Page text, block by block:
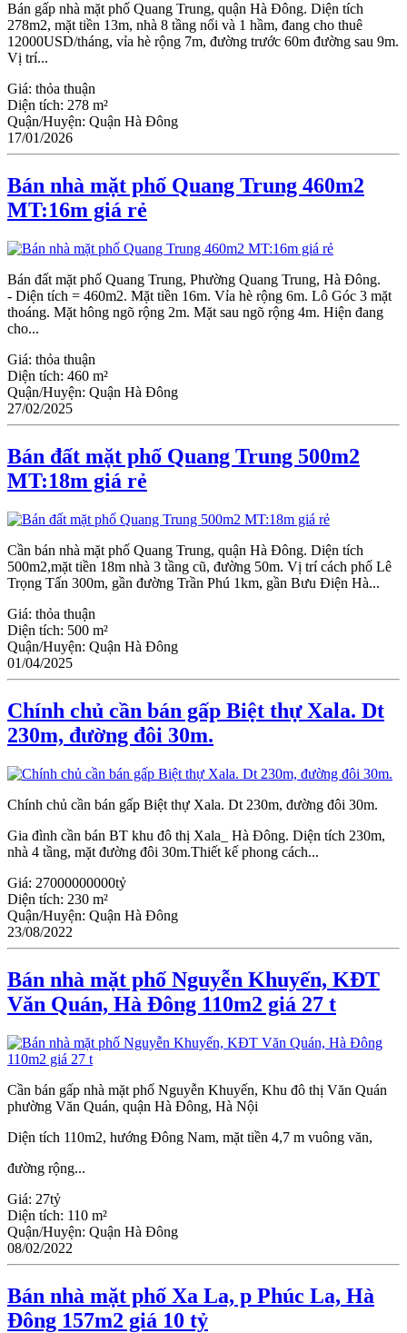
Bán gấp nhà mặt phố Quang Trung, quận Hà Đông. Diện tích
278m2, mặt tiền 13m, nhà 8 tầng nổi và 1 hầm, đang cho thuê
12000USD/tháng, vỉa hè rộng 7m, đường trước 60m đường sau 9m.
Vị trí...
Giá: thỏa thuận
Diện tích: 278 m²
Quận/Huyện: Quận Hà Đông
17/01/2026
Bán nhà mặt phố Quang Trung 460m2
MT:16m giá rẻ
Bán đất mặt phố Quang Trung, Phường Quang Trung, Hà Đông.
- Diện tích = 460m2. Mặt tiền 16m. Vỉa hè rộng 6m. Lô Góc 3 mặt
thoáng. Mặt hông ngõ rộng 2m. Mặt sau ngõ rộng 4m. Hiện đang
cho...
Giá: thỏa thuận
Diện tích: 460 m²
Quận/Huyện: Quận Hà Đông
27/02/2025
Bán đất mặt phố Quang Trung 500m2
MT:18m giá rẻ
Cần bán nhà mặt phố Quang Trung, quận Hà Đông. Diện tích
500m2,mặt tiền 18m nhà 3 tầng cũ, đường 50m. Vị trí cách phố Lê
Trọng Tấn 300m, gần đường Trần Phú 1km, gần Bưu Điện Hà...
Giá: thỏa thuận
Diện tích: 500 m²
Quận/Huyện: Quận Hà Đông
01/04/2025
Chính chủ cần bán gấp Biệt thự Xala. Dt
230m, đường đôi 30m.
Chính chủ cần bán gấp Biệt thự Xala. Dt 230m, đường đôi 30m.
Gia đình cần bán BT khu đô thị Xala_ Hà Đông. Diện tích 230m,
nhà 4 tầng, mặt đường đôi 30m.Thiết kế phong cách...
Giá: 27000000000tỷ
Diện tích: 230 m²
Quận/Huyện: Quận Hà Đông
23/08/2022
Bán nhà mặt phố Nguyễn Khuyến, KĐT
Văn Quán, Hà Đông 110m2 giá 27 t
Cần bán gấp nhà mặt phố Nguyễn Khuyến, Khu đô thị Văn Quán
phường Văn Quán, quận Hà Đông, Hà Nội
Diện tích 110m2, hướng Đông Nam, mặt tiền 4,7 m vuông văn,
đường rộng...
Giá: 27tỷ
Diện tích: 110 m²
Quận/Huyện: Quận Hà Đông
08/02/2022
Bán nhà mặt phố Xa La, p Phúc La, Hà
Đông 157m2 giá 10 tỷ